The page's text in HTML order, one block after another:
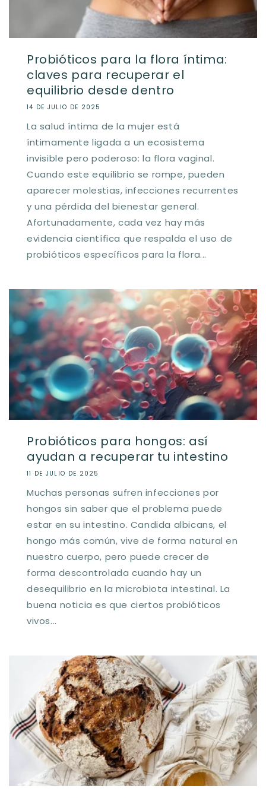
Probióticos para la flora íntima:
claves para recuperar el
equilibrio desde dentro
14 DE JULIO DE 2025
La salud íntima de la mujer está
íntimamente ligada a un ecosistema
invisible pero poderoso: la flora vaginal.
Cuando este equilibrio se rompe, pueden
aparecer molestias, infecciones recurrentes
y una pérdida del bienestar general.
Afortunadamente, cada vez hay más
evidencia científica que respalda el uso de
probióticos específicos para la flora...
Probióticos para hongos: así
ayudan a recuperar tu intestino
11 DE JULIO DE 2025
Muchas personas sufren infecciones por
hongos sin saber que el problema puede
estar en su intestino. Candida albicans, el
hongo más común, vive de forma natural en
nuestro cuerpo, pero puede crecer de
forma descontrolada cuando hay un
desequilibrio en la microbiota intestinal. La
buena noticia es que ciertos probióticos
vivos...